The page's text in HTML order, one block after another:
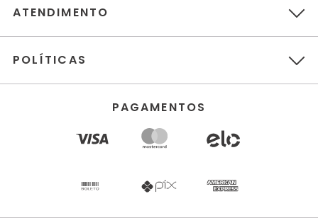
ATENDIMENTO
POLÍTICAS
PAGAMENTOS